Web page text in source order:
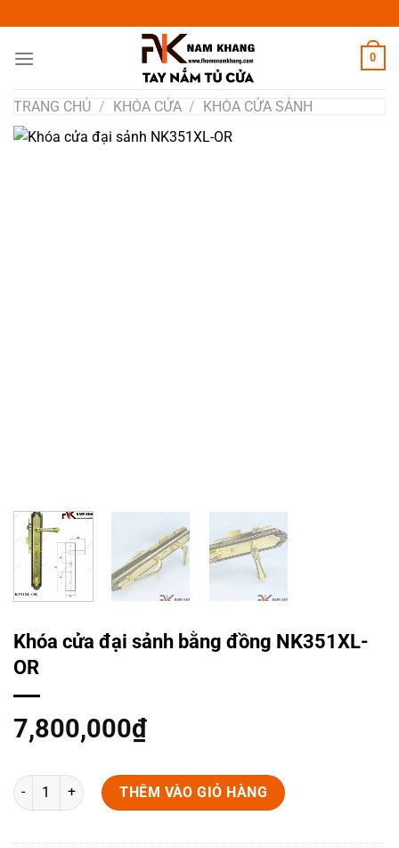
đến
nội
0
TRANG CHỦ / KHÓA CỬA / KHÓA CỬA SẢNH
Khóa cửa đại sảnh bằng đồng NK351XL-
OR
7,800,000₫
Khóa cửa đại sảnh bằng đồng NK351XL-OR số lượng
THÊM VÀO GIỎ HÀNG